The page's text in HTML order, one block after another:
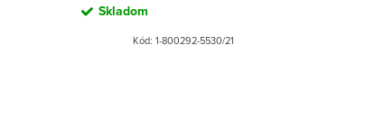
Skladom
Kód: 1-800292-5530/21